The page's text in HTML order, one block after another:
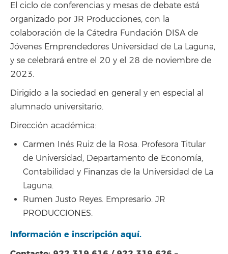
El ciclo de conferencias y mesas de debate está
organizado por JR Producciones, con la
colaboración de la Cátedra Fundación DISA de
Jóvenes Emprendedores Universidad de La Laguna,
y se celebrará entre el 20 y el 28 de noviembre de
2023.
Dirigido a la sociedad en general y en especial al
alumnado universitario.
Dirección académica:
Carmen Inés Ruiz de la Rosa. Profesora Titular
de Universidad, Departamento de Economía,
Contabilidad y Finanzas de la Universidad de La
Laguna.
Rumen Justo Reyes. Empresario. JR
PRODUCCIONES.
Información e inscripción aquí.